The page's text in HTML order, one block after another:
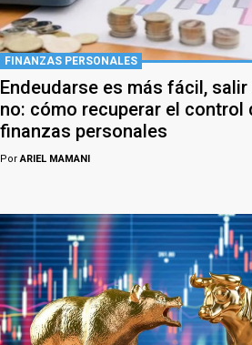
FINANZAS PERSONALES
Endeudarse es más fácil,
no: cómo recuperar el control
finanzas personales
PorARIEL MAMANI